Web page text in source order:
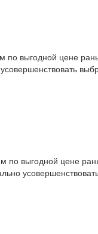
по выгодной цене
по выгодной цене